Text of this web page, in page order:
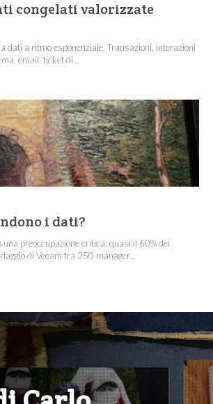
congelati valorizzate
dati a ritmo esponenziale. Transazioni, interazioni
email, ticket di...
i dati?
preoccupazione critica: quasi il 60% dei
di Veeam tra 250 manager...